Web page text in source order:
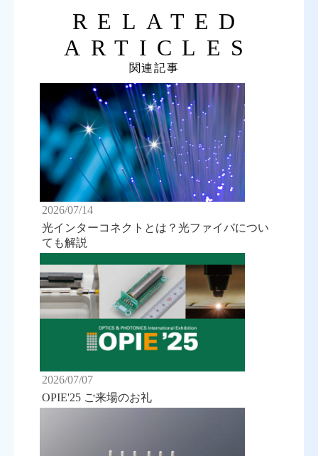
RELATED
ARTICLES
関連記事
2026/07/14
光インターコネクトとは？光ファイバについ
ても解説
2026/07/07
OPIE'25 ご来場のお礼